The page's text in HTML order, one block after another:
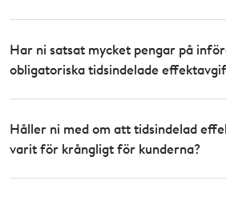
Har ni satsat mycket pengar på
obligatoriska tidsindelade
Håller ni med om att tidsindelad
varit för krångligt för kunderna?